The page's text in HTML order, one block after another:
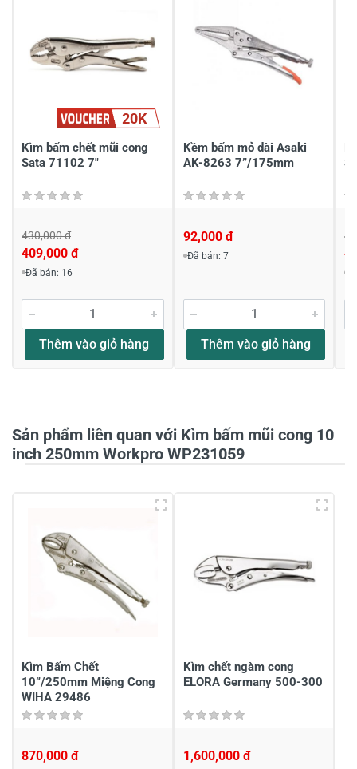
Viết nhận xét của bạn
Viết nhận xét về sản phẩm
Đánh giá sao
Tiêu đề của nhận xét *
Viết nhận xét của bạn vào bên dưới
Gửi nhận xét
20K
Kìm bấm chết mũi cong
Sata 71102 7"
430,000 đ
409,000 đ
Đã bán: 16
Thêm vào giỏ hàng
Kềm bấm mỏ dài Asaki
AK-8263 7”/175mm
92,000 đ
Đã bán: 7
Thêm vào giỏ hàng
Sản phẩm liên quan với Kìm bấm mũi cong 10
inch 250mm Workpro WP231059
Kìm Bấm Chết
10”/250mm Miệng Cong
WIHA 29486
870,000 đ
Kìm chết ngàm cong
ELORA Germany 500-300
1,600,000 đ